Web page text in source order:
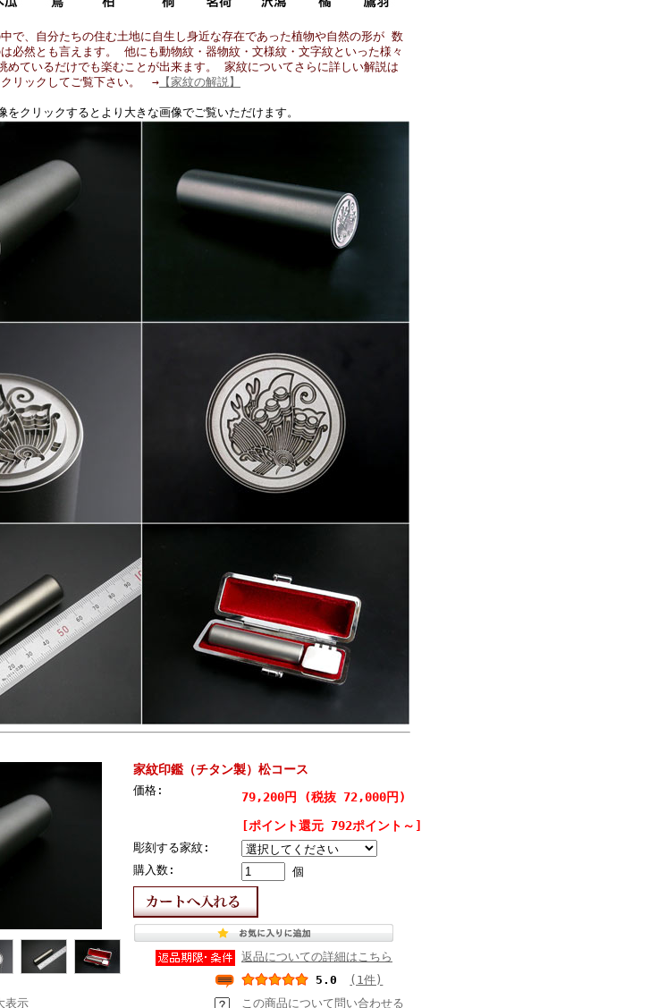
で、自分たちの住む土地に自生し身近な存在であった植物や自然の形が 数
必然とも言えます。 他にも動物紋・器物紋・文様紋・文字紋といった様々
めているだけでも楽むことが出来ます。 家紋についてさらに詳しい解説は
クリックしてご覧下さい。 → 【家紋の解説】
をクリックするとより大きな画像でご覧いただけます。
表示
家紋印鑑（チタン製）松コース
価格:
79,200円 (税抜 72,000円)
[ポイント還元 792ポイント～]
彫刻する家紋:
購入数:
個
返品についての詳細はこちら
5.0
(1件)
この商品について問い合わせる